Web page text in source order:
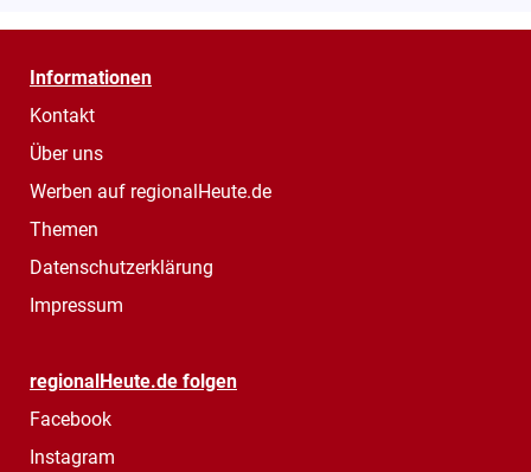
Informationen
Kontakt
Über uns
Werben auf regionalHeute.de
Themen
Datenschutzerklärung
Impressum
regionalHeute.de folgen
Facebook
Instagram